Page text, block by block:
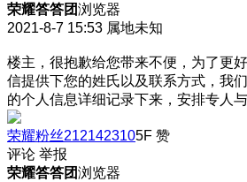
荣耀答答团浏览器
2021-8-7 15:53 属地未知
楼主，很抱歉给您带来不便，为了更
信提供下您的姓氏以及联系方式，我
的个人信息详细记录下来，安排专人
荣耀粉丝2121423105F 赞
评论 举报
荣耀答答团浏览器